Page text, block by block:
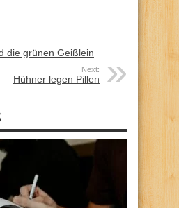
die grünen Geißlein
Next:
Hühner legen Pillen